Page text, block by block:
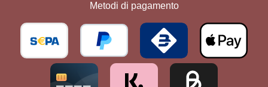
Metodi di pagamento